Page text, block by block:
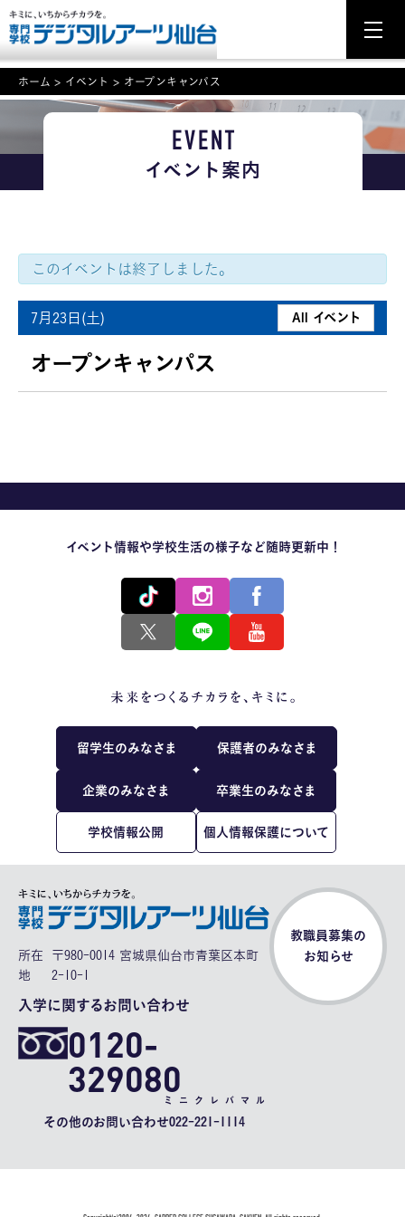
学科・専攻案内
学校案内
就職・資格
イベント案内
学びの環境
留学生のみなさま
企業のみなさま
お問い合わせ
サイトマップ
ホーム > イベント > オープンキャンパス
EVENT
イベント案内
このイベントは終了しました。
7月23日(土) All イベント
オープンキャンパス
イベント情報や学校生活の様子など随時更新中！
留学生のみなさま 保護者のみなさま
企業のみなさま 卒業生のみなさま
学校情報公開 個人情報保護について
所在
地
〒980-0014 宮城県仙台市青葉区本町
2-10-1
入学に関するお問い合わせ
0120-
329080
ミニクレバマル
その他のお問い合わせ022-221-1114
教職員募集の
お知らせ